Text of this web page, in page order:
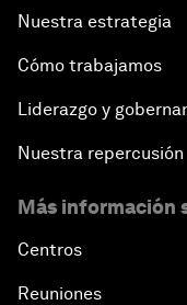
Nuestra estrategia
Cómo trabajamos
Liderazgo y
Nuestra repercusión
Más información
Centros
Reuniones